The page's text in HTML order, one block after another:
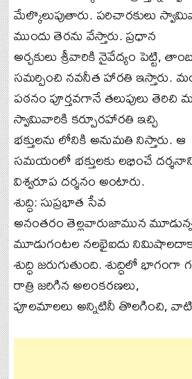
మేల్కొలుపుతారు. పరిచారకులు
ముందు తెరను వేస్తారు. ప్రధాన
అర్చకులు శ్రీవారికి నైవేద్యం పెట్టి,
సమర్పించి నవనీత హారతి ఇస్తారు.
పఠనం పూర్తవగానే తలుపులు
స్వామివారికి కర్పూరహారతి ఇచ్చి
భక్తులను లోనికి అనుమతి నిస్తారు. ఆ
సమయంలో భక్తులకు లభించే
విశ్వరూప దర్శనం అంటారు.
శుద్ధి: సుప్రభాత సేవ
అనంతరం తెల్లవారుజామున
మూడుగంటల నలభైఐదు
శుద్ధి జరుగుతుంది. శుద్ధిలో భాగంగా
రాత్రి జరిగిన అలంకరణలు,
పూలమాలలు అన్నిటినీ తొలగించి,